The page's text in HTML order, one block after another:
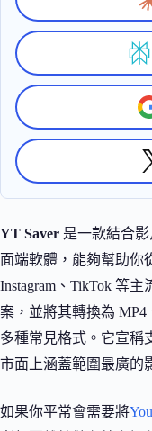
YT Saver 是一款結合
面端軟體，能夠幫助你
Instagram、TikTok 等
案，並將其轉換為
多種常見格式。它宣稱
市面上涵蓋範圍最廣的
如果你平常會需要將